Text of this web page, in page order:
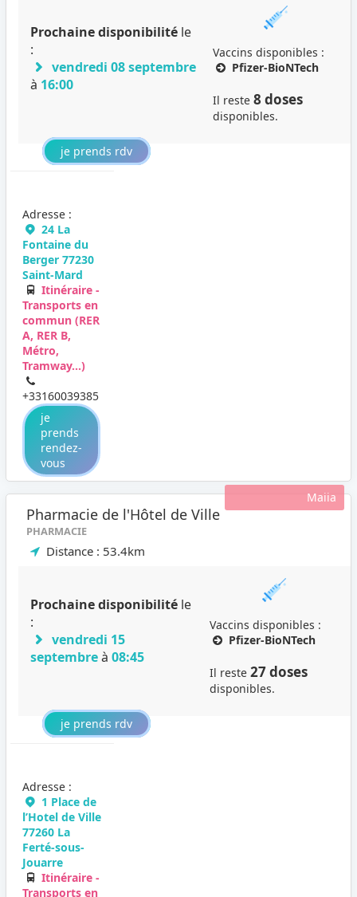
Prochaine disponibilité le
:
vendredi 08 septembre
à 16:00
Vaccins disponibles :
Pfizer-BioNTech
Il reste8 doses
disponibles.
je prends rdv
Adresse :
24 La
Fontaine du
Berger 77230
Saint-Mard
Itinéraire -
Transports en
commun (RER
A, RER B,
Métro,
Tramway...)
+33160039385
je
prends
rendez-
vous
Maiia
Pharmacie de l'Hôtel de Ville
PHARMACIE
Distance : 53.4km
Prochaine disponibilité le
:
vendredi 15
septembreà08:45
Vaccins disponibles :
Pfizer-BioNTech
Il reste27 doses
disponibles.
je prends rdv
Adresse :
1 Place de
l’Hotel de Ville
77260 La
Ferté-sous-
Jouarre
Itinéraire -
Transports en